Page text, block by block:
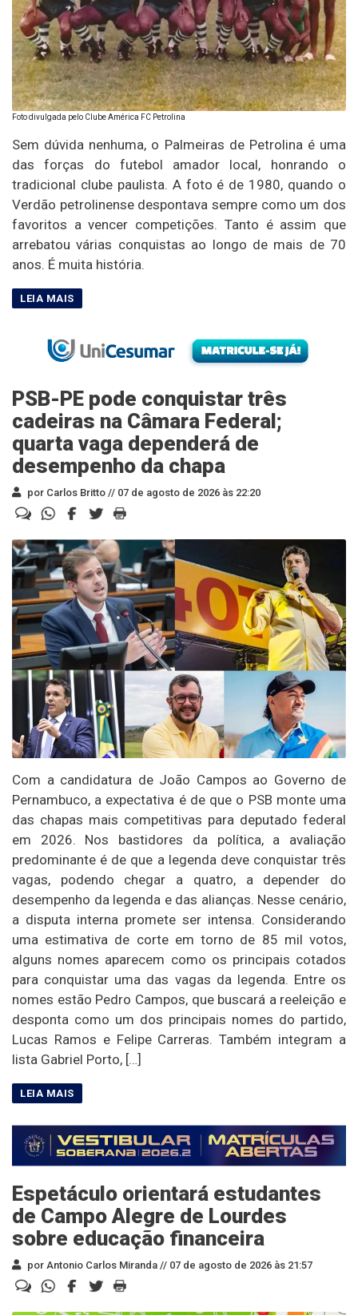
Foto divulgada pelo Clube América FC Petrolina
Sem dúvida nenhuma, o Palmeiras de Petrolina é uma
das forças do futebol amador local, honrando o
tradicional clube paulista. A foto é de 1980, quando o
Verdão petrolinense despontava sempre como um dos
favoritos a vencer competições. Tanto é assim que
arrebatou várias conquistas ao longo de mais de 70
anos. É muita história.
PSB-PE pode conquistar três
cadeiras na Câmara Federal;
quarta vaga dependerá de
desempenho da chapa
por Carlos Britto // 07 de agosto de 2026 às 22:20
Com a candidatura de João Campos ao Governo de
Pernambuco, a expectativa é de que o PSB monte uma
das chapas mais competitivas para deputado federal
em 2026. Nos bastidores da política, a avaliação
predominante é de que a legenda deve conquistar três
vagas, podendo chegar a quatro, a depender do
desempenho da legenda e das alianças. Nesse cenário,
a disputa interna promete ser intensa. Considerando
uma estimativa de corte em torno de 85 mil votos,
alguns nomes aparecem como os principais cotados
para conquistar uma das vagas da legenda. Entre os
nomes estão Pedro Campos, que buscará a reeleição e
desponta como um dos principais nomes do partido,
Lucas Ramos e Felipe Carreras. Também integram a
lista Gabriel Porto, […]
Espetáculo orientará estudantes
de Campo Alegre de Lourdes
sobre educação financeira
por Antonio Carlos Miranda // 07 de agosto de 2026 às 21:57